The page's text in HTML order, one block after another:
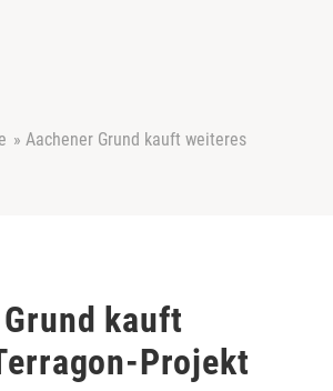
» Aachener Grund kauft weiteres
kauft
Projekt